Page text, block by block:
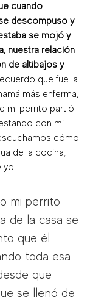
cuando
descompuso y
se mojó y
nuestra relación
de altibajos y
que fue la
más enferma,
mi perrito partió
con mi
cómo
de la cocina,
yo.
mi perrito
de la casa se
que él
toda esa
que
se llenó de